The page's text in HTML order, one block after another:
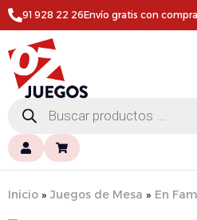
91 928 22 26Envío gratis con
Inicio » Juegos de Mesa » En